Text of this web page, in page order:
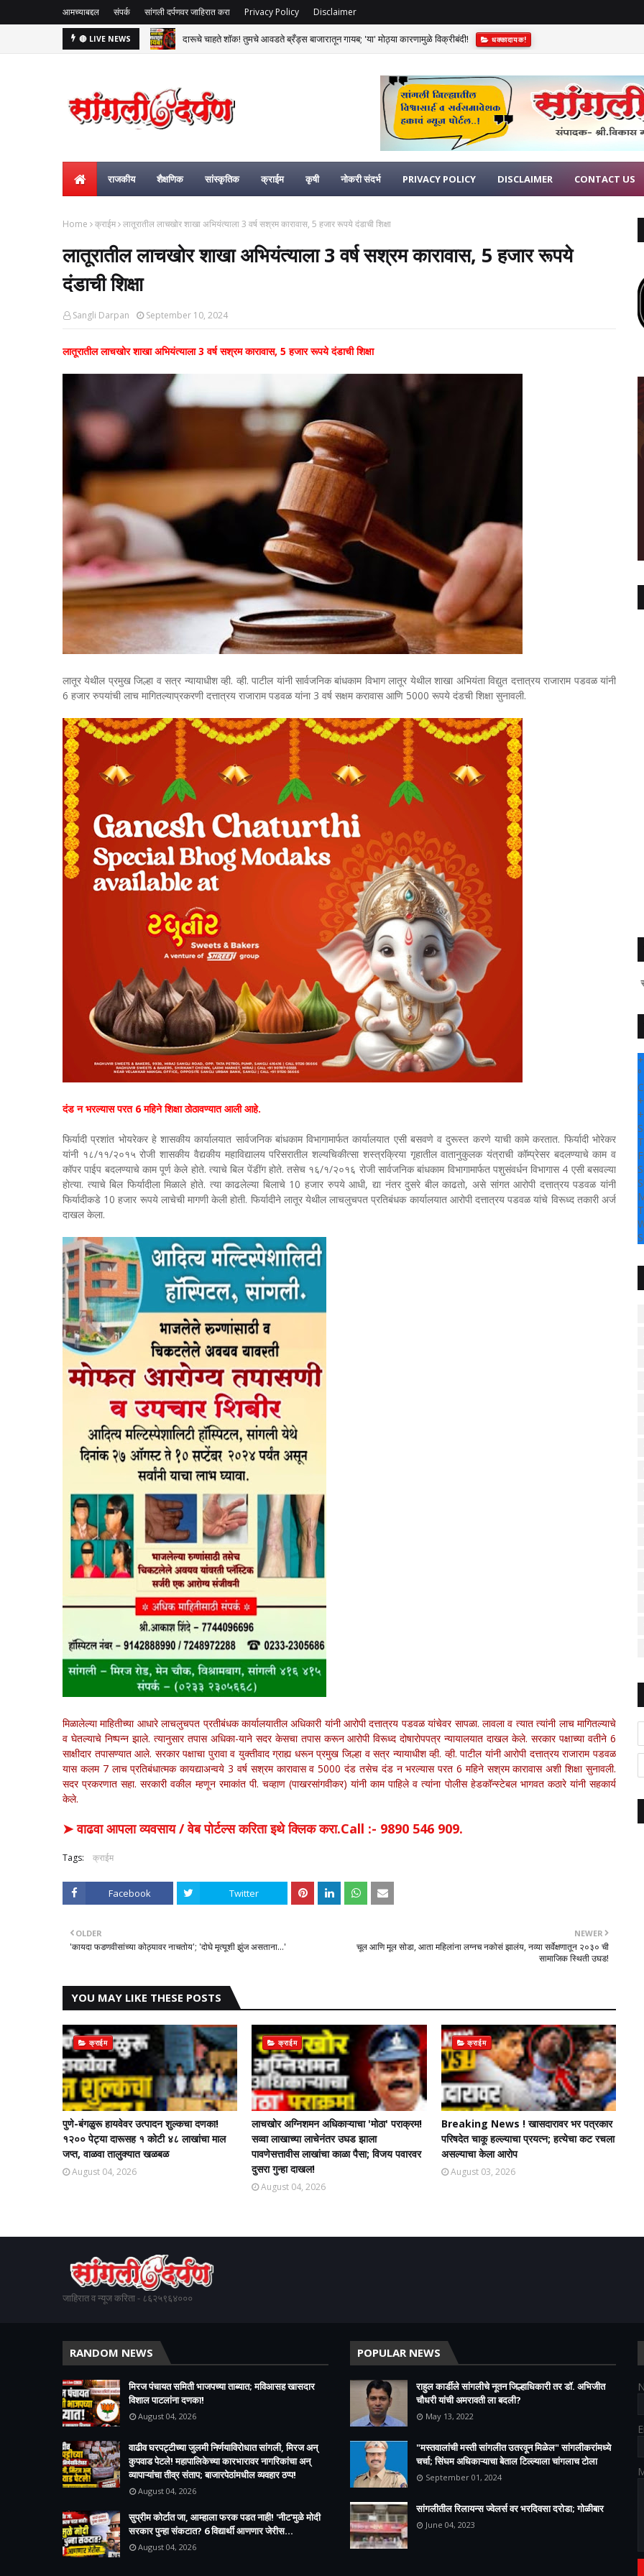
आमच्याबद्दल संपर्क सांगली दर्पणवर जाहिरात करा Privacy Policy Disclaimer
🔴 LIVE NEWS दारूचे चाहते शॉक! तुमचे आवडते ब्रँड्स बाजारातून गायब; 'या' मोठ्या कारणामुळे विक्रीबंदी! धक्कादायक!
राजकीय शैक्षणिक सांस्कृतिक क्राईम कृषी नोकरी संदर्भ PRIVACY POLICY DISCLAIMER CONTACT US
Home क्राईम लातूरातील लाचखोर शाखा अभियंत्याला 3 वर्ष सश्रम कारावास, 5 हजार रूपये दंडाची शिक्षा
लातूरातील लाचखोर शाखा अभियंत्याला 3 वर्ष सश्रम कारावास, 5 हजार रूपये
दंडाची शिक्षा
Sangli Darpan September 10, 2024
लातूरातील लाचखोर शाखा अभियंत्याला 3 वर्ष सश्रम कारावास, 5 हजार रूपये दंडाची शिक्षा
लातूर येथील प्रमुख जिल्हा व सत्र न्यायाधीश व्ही. व्ही. पाटील यांनी सार्वजनिक बांधकाम विभाग लातूर येथील शाखा अभियंता विद्युत दत्तात्रय राजाराम पडवळ यांनी
6 हजार रुपयांची लाच मागितल्याप्रकरणी दत्तात्रय राजाराम पडवळ यांना 3 वर्ष सक्षम करावास आणि 5000 रूपये दंडची शिक्षा सुनावली.
दंड न भरल्यास परत 6 महिने शिक्षा ठोठावण्यात आली आहे.
फिर्यादी प्रशांत भोयरेकर हे शासकीय कार्यालयात सार्वजनिक बांधकाम विभागामार्फत कार्यालयात एसी बसवणे व दुरूस्त करणे याची कामे करतात. फिर्यादी भोरेकर
यांनी १८/११/२०१५ रोजी शासकीय वैद्यकीय महाविद्यालय परिसरातील शल्यचिकीत्सा शस्त्रक्रिया गृहातील वातानुकुलक यंत्राची कॉम्प्रेसर बदलण्याचे काम व
कॉपर पाईप बदलण्याचे काम पूर्ण केले होते. त्याचे बिल पेंडींग होते. तसेच १६/१/२०१६ रोजी सार्वजनिक बांधकाम विभागामार्फत पशुसंवर्धन विभागास 4 एसी बसवल्या
होत्या. त्याचे बिल फिर्यादीला मिळाले होते. त्या काढलेल्या बिलाचे 10 हजार रुपये आधी, द्या नंतर दुसरे बील काढतो, असे सांगत आरोपी दत्तात्रय पडवळ यांनी
फिर्यादीकडे 10 हजार रूपये लाचेची मागणी केली होती. फिर्यादीने लातूर येथील लाचलुचपत प्रतिबंधक कार्यालयात आरोपी दत्तात्रय पडवळ यांचे विरूध्द तकारी अर्ज
दाखल केला.
मिळालेल्या माहितीच्या आधारे लाचलुचपत प्रतीबंधक कार्यालयातील अधिकारी यांनी आरोपी दत्तात्रय पडवळ यांचेवर सापळा. लावला व त्यात त्यांनी लाच मागितल्याचे
व घेतल्याचे निष्पन्न झाले. त्यानुसार तपास अधिका-याने सदर केसचा तपास करून आरोपी विरूध्द दोषारोपपत्र न्यायालयात दाखल केले. सरकार पक्षाच्या वतीने 6
साक्षीदार तपासण्यात आले. सरकार पक्षाचा पुरावा व युक्तीवाद ग्राह्य धरून प्रमुख जिल्हा व सत्र न्यायाधीश व्ही. व्ही. पाटील यांनी आरोपी दत्तात्रय राजाराम पडवळ
यास कलम 7 लाच प्रतिबंधात्मक कायद्याअन्वये 3 वर्ष सश्रम कारावास व 5000 दंड तसेच दंड न भरल्यास परत 6 महिने सश्रम कारावास अशी शिक्षा सुनावली.
सदर प्रकरणात सहा. सरकारी वकील म्हणून रमाकांत पी. चव्हाण (पाखरसांगवीकर) यांनी काम पाहिले व त्यांना पोलीस हेडकॉन्स्टेबल भागवत कठारे यांनी सहकार्य
केले.
➤ वाढवा आपला व्यवसाय / वेब पोर्टल्स करिता इथे क्लिक करा.Call :- 9890 546 909.
Tags: क्राईम
Facebook Twitter
NEWER
चूल आणि मूल सोडा, आता महिलांना लग्नच नकोसं झालंय, नव्या सर्वेक्षणातून २०३० ची
सामाजिक स्थिती उघड!
OLDER
'कायदा फडणवीसांच्या कोठ्यावर नाचतोय'; 'दोघे मृत्यूशी झुंज असताना...'
YOU MAY LIKE THESE POSTS
क्राईम
पुणे-बंगळुरू हायवेवर उत्पादन शुल्कचा दणका!
१२०० पेट्या दारूसह १ कोटी ४८ लाखांचा माल
जप्त, वाळवा तालुक्यात खळबळ
August 04, 2026
क्राईम
लाचखोर अग्निशमन अधिकाऱ्याचा 'मोठा' पराक्रम!
सव्वा लाखाच्या लाचेनंतर उघड झाला
पावणेसत्तावीस लाखांचा काळा पैसा; विजय पवारवर
दुसरा गुन्हा दाखल!​
August 04, 2026
क्राईम
Breaking News ! खासदारावर भर पत्रकार
परिषदेत चाकू हल्ल्याचा प्रयत्न; हत्येचा कट रचला
असल्याचा केला आरोप
August 03, 2026
" सांगली दर्पण
+
°
C
+
+
जाहिरात व न्यूज करिता - ८६२५९६४०००
RANDOM NEWS
मिरज पंचायत समिती भाजपच्या ताब्यात; मविआसह खासदार
विशाल पाटलांना दणका!
August 04, 2026
वाढीव घरपट्टीच्या जुलमी निर्णयाविरोधात सांगली, मिरज अन्
कुपवाड पेटले! महापालिकेच्या कारभारावर नागरिकांचा अन्
व्यापाऱ्यांचा तीव्र संताप; बाजारपेठांमधील व्यवहार ठप्प!​
August 04, 2026
सुप्रीम कोर्टात जा, आम्हाला फरक पडत नाही! 'नीट'मुळे मोदी
सरकार पुन्हा संकटात? 6 विद्यार्थी आणणार जेरीस...
August 04, 2026
POPULAR NEWS
राहुल कार्डीले सांगलीचे नूतन जिल्हाधिकारी तर डॉ. अभिजीत
चौधरी यांची अमरावती ला बदली?
May 13, 2022
"मस्तवालांची मस्ती सांगलीत उतरवून मिळेल" सांगलीकरांमध्ये
चर्चा; सिंघम अधिकाऱ्याचा बेताल टिल्ल्याला चांगलाच टोला
September 01, 2024
सांगलीतील रिलायन्स ज्वेलर्स वर भरदिवसा दरोडा; गोळीबार
June 04, 2023